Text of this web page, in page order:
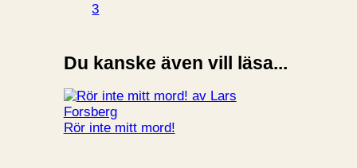
3
Du kanske även vill läsa...
Rör inte mitt mord!